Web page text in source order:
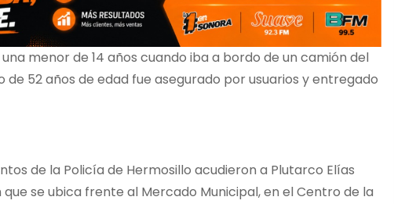
menor de 14 años cuando iba a bordo de un camión del
52 años de edad fue asegurado por usuarios y entregado
de la Policía de Hermosillo acudieron a Plutarco Elías
se ubica frente al Mercado Municipal, en el Centro de la